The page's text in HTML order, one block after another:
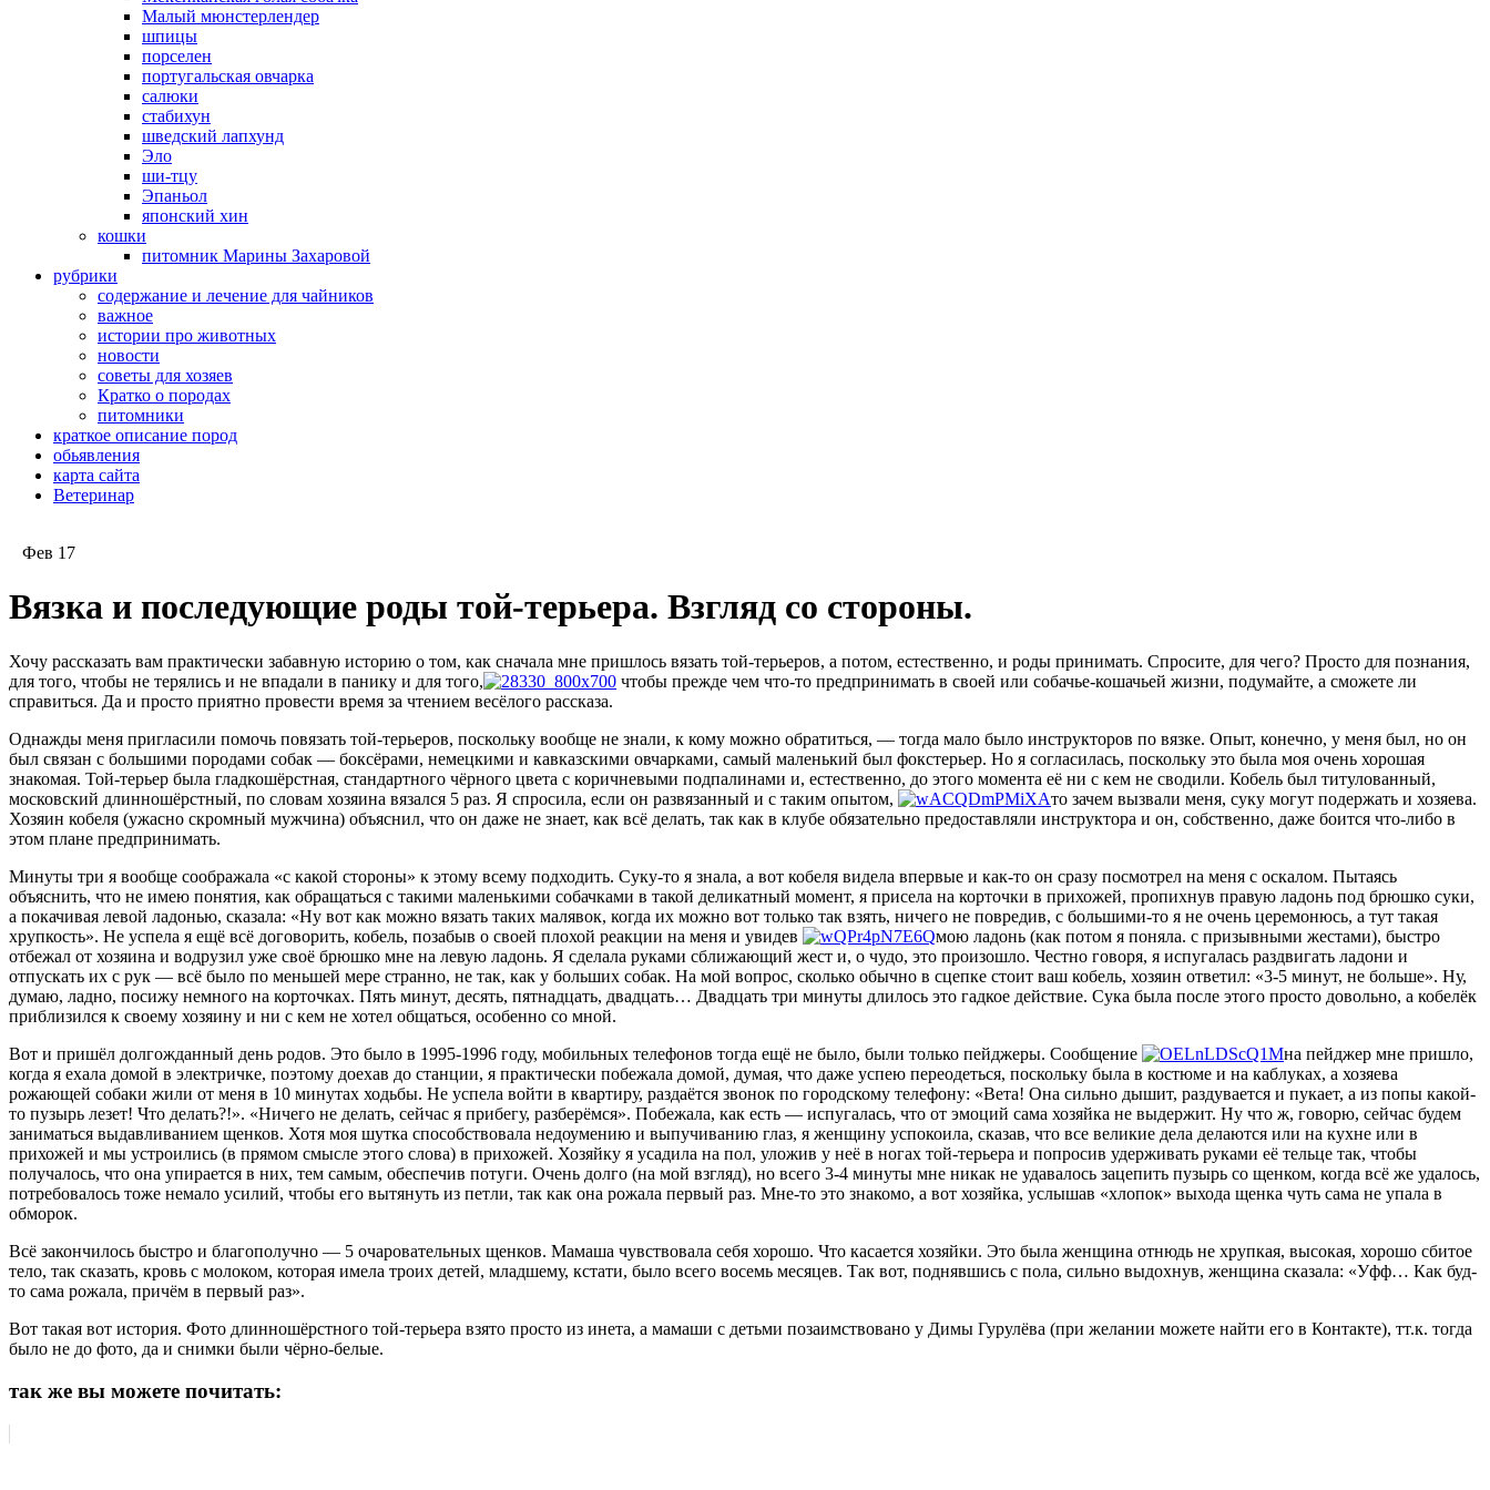
Малый мюнстерлендер
шпицы
порселен
португальская овчарка
салюки
стабихун
шведский лапхунд
Эло
ши-тцу
Эпаньол
японский хин
кошки
питомник Марины Захаровой
рубрики
cодержание и лечение для чайников
важное
истории про животных
новости
советы для хозяев
Кратко о породах
питомники
краткое описание пород
обьявления
карта сайта
Ветеринар
Фев 17
Вязка и последующие роды той-терьера. Взгляд со стороны.
Хочу рассказать вам практически забавную историю о том, как сначала мне пришлось вязать той-терьеров, а потом, естественно, и роды принимать. Спросите, для чего? Просто для познания,
для того, чтобы не терялись и не впадали в панику и для того,
чтобы прежде чем что-то предпринимать в своей или собачье-кошачьей жизни, подумайте, а сможете ли
справиться. Да и просто приятно провести время за чтением весёлого рассказа.
Однажды меня пригласили помочь повязать той-терьеров, поскольку вообще не знали, к кому можно обратиться, — тогда мало было инструкторов по вязке. Опыт, конечно, у меня был, но он
был связан с большими породами собак — боксёрами, немецкими и кавказскими овчарками, самый маленький был фокстерьер. Но я согласилась, поскольку это была моя очень хорошая
знакомая. Той-терьер была гладкошёрстная, стандартного чёрного цвета с коричневыми подпалинами и, естественно, до этого момента её ни с кем не сводили. Кобель был титулованный,
московский длинношёрстный, по словам хозяина вязался 5 раз. Я спросила, если он развязанный и с таким опытом,
то зачем вызвали меня, суку могут подержать и хозяева.
Хозяин кобеля (ужасно скромный мужчина) объяснил, что он даже не знает, как всё делать, так как в клубе обязательно предоставляли инструктора и он, собственно, даже боится что-либо в
этом плане предпринимать.
Минуты три я вообще соображала «с какой стороны» к этому всему подходить. Суку-то я знала, а вот кобеля видела впервые и как-то он сразу посмотрел на меня с оскалом. Пытаясь
объяснить, что не имею понятия, как обращаться с такими маленькими собачками в такой деликатный момент, я присела на корточки в прихожей, пропихнув правую ладонь под брюшко суки,
а покачивая левой ладонью, сказала: «Ну вот как можно вязать таких малявок, когда их можно вот только так взять, ничего не повредив, с большими-то я не очень церемонюсь, а тут такая
хрупкость». Не успела я ещё всё договорить, кобель, позабыв о своей плохой реакции на меня и увидев
мою ладонь (как потом я поняла. с призывными жестами), быстро
отбежал от хозяина и водрузил уже своё брюшко мне на левую ладонь. Я сделала руками сближающий жест и, о чудо, это произошло. Честно говоря, я испугалась раздвигать ладони и
отпускать их с рук — всё было по меньшей мере странно, не так, как у больших собак. На мой вопрос, сколько обычно в сцепке стоит ваш кобель, хозяин ответил: «3-5 минут, не больше». Ну,
думаю, ладно, посижу немного на корточках. Пять минут, десять, пятнадцать, двадцать… Двадцать три минуты длилось это гадкое действие. Сука была после этого просто довольно, а кобелёк
приблизился к своему хозяину и ни с кем не хотел общаться, особенно со мной.
Вот и пришёл долгожданный день родов. Это было в 1995-1996 году, мобильных телефонов тогда ещё не было, были только пейджеры. Сообщение
на пейджер мне пришло,
когда я ехала домой в электричке, поэтому доехав до станции, я практически побежала домой, думая, что даже успею переодеться, поскольку была в костюме и на каблуках, а хозяева
рожающей собаки жили от меня в 10 минутах ходьбы. Не успела войти в квартиру, раздаётся звонок по городскому телефону: «Вета! Она сильно дышит, раздувается и пукает, а из попы какой-
то пузырь лезет! Что делать?!». «Ничего не делать, сейчас я прибегу, разберёмся». Побежала, как есть — испугалась, что от эмоций сама хозяйка не выдержит. Ну что ж, говорю, сейчас будем
заниматься выдавливанием щенков. Хотя моя шутка способствовала недоумению и выпучиванию глаз, я женщину успокоила, сказав, что все великие дела делаются или на кухне или в
прихожей и мы устроились (в прямом смысле этого слова) в прихожей. Хозяйку я усадила на пол, уложив у неё в ногах той-терьера и попросив удерживать руками её тельце так, чтобы
получалось, что она упирается в них, тем самым, обеспечив потуги. Очень долго (на мой взгляд), но всего 3-4 минуты мне никак не удавалось зацепить пузырь со щенком, когда всё же удалось,
потребовалось тоже немало усилий, чтобы его вытянуть из петли, так как она рожала первый раз. Мне-то это знакомо, а вот хозяйка, услышав «хлопок» выхода щенка чуть сама не упала в
обморок.
Всё закончилось быстро и благополучно — 5 очаровательных щенков. Мамаша чувствовала себя хорошо. Что касается хозяйки. Это была женщина отнюдь не хрупкая, высокая, хорошо сбитое
тело, так сказать, кровь с молоком, которая имела троих детей, младшему, кстати, было всего восемь месяцев. Так вот, поднявшись с пола, сильно выдохнув, женщина сказала: «Уфф… Как буд-
то сама рожала, причём в первый раз».
Вот такая вот история. Фото длинношёрстного той-терьера взято просто из инета, а мамаши с детьми позаимствовано у Димы Гурулёва (при желании можете найти его в Контакте), тт.к. тогда
было не до фото, да и снимки были чёрно-белые.
так же вы можете почитать: